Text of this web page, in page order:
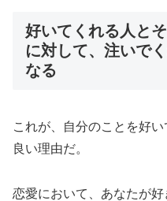
好いてくれる人と
に対して、注いで
なる
これが、自分のことを好
良い理由だ。
恋愛において、あなたが